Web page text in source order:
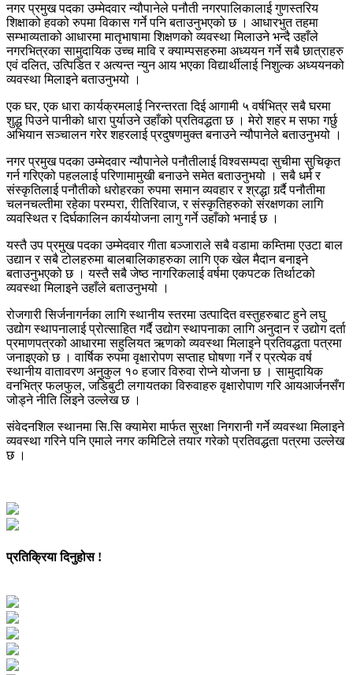
नगर प्रमुख पदका उम्मेदवार न्यौपानेले पनौती नगरपालिकालाई गुणस्तरिय
शिक्षाको हवको रुपमा विकास गर्ने पनि बताउनुभएको छ । आधारभुत तहमा
सम्भाव्यताको आधारमा मातृभाषामा शिक्षणको व्यवस्था मिलाउने भन्दै उहाँले
नगरभित्रका सामुदायिक उच्च मावि र क्याम्पसहरुमा अध्ययन गर्ने सबै छात्राहरु
एवं दलित, उत्पिडित र अत्यन्त न्युन आय भएका विद्यार्थीलाई निशुल्क अध्ययनको
व्यवस्था मिलाइने बताउनुभयो ।
एक घर, एक धारा कार्यक्रमलाई निरन्तरता दिई आगामी ५ वर्षभित्र सबै घरमा
शुद्ध पिउने पानीको धारा पुर्याउने उहाँको प्रतिवद्धता छ । मेरो शहर म सफा गर्छु
अभियान सञ्चालन गरेर शहरलाई प्रदुषणमुक्त बनाउने न्यौपानेले बताउनुभयो ।
नगर प्रमुख पदका उम्मेदवार न्यौपानेले पनौतीलाई विश्वसम्पदा सुचीमा सुचिकृत
गर्न गरिएको पहललाई परिणामामुखी बनाउने समेत बताउनुभयो । सबै धर्म र
संस्कृतिलाई पनौतीको धरोहरका रुपमा समान व्यवहार र श्रद्धा गर्र्दै पनौतीमा
चलनचल्तीमा रहेका परम्परा, रीतिरिवाज, र संस्कृतिहरुको संरक्षणका लागि
व्यवस्थित र दिर्घकालिन कार्ययोजना लागु गर्ने उहाँको भनाई छ ।
यस्तै उप प्रमु्ख पदका उम्मेदवार गीता बञ्जाराले सबै वडामा कम्तिमा एउटा बाल
उद्यान र सबै टोलहरुमा बालबालिकाहरुका लागि एक खेल मैदान बनाइने
बताउनुभएको छ । यस्तै सबै जेष्ठ नागरिकलाई वर्षमा एकपटक तिर्थाटको
व्यवस्था मिलाइने उहाँले बताउनुभयो ।
रोजगारी सिर्जनागर्नका लागि स्थानीय स्तरमा उत्पादित वस्तुहरुबाट हुने लघु
उद्योग स्थापनालाई प्रोत्साहित गर्दै उद्योग स्थापनाका लागि अनुदान र उद्योग दर्ता
प्रमाणपत्रको आधारमा सहुलियत ऋणको व्यवस्था मिलाइने प्रतिवद्धता पत्रमा
जनाइएको छ । वार्षिक रुपमा वृक्षारोपण सप्ताह घोषणा गर्ने र प्रत्येक वर्ष
स्थानीय वातावरण अनुकुल १० हजार विरुवा रोप्ने योजना छ । सामुदायिक
वनभित्र फलफुल, जडिबुटी लगायतका विरुवाहरु वृक्षारोपाण गरि आयआर्जनसँग
जोड्ने नीति लिइने उल्लेख छ ।
संवेदनशिल स्थानमा सि.सि क्यामेरा मार्फत सुरक्षा निगरानी गर्ने व्यवस्था मिलाइने
व्यवस्था गरिने पनि एमाले नगर कमिटिले तयार गरेको प्रतिवद्धता पत्रमा उल्लेख
छ ।
प्रतिक्रिया दिनुहोस !